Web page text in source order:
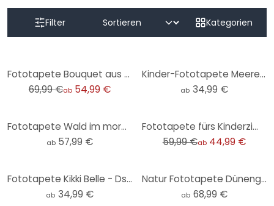
Filter Kategorien
Fototapete Bouquet aus Trockenblumen - Blumentapete - Treechild
69,99 €ab 54,99 €
Kinder-Fototapete Meerestiere tief im Ozean - Oliver Robins - Rund - Selbstklebend/Vlies
ab 34,99 €
Fototapete Wald im morgendlichen Nebel - Waldtapete - Maier
ab 57,99 €
Fototapete fürs Kinderzimmer Süße Tiere im Wald - Kvilis
59,99 €ab 44,99 €
Fototapete Kikki Belle - Dschungel Jive - Rund - Selbstklebend/Vlies
ab 34,99 €
Natur Fototapete Dünengras in der Abendsonne - Treechild
ab 68,99 €